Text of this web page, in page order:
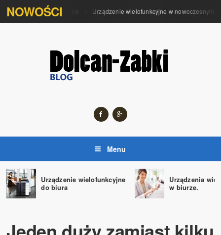
NOWOŚCI
wielofunkcyjne Urządzenie wielofunkcyjne w nowoczesnym
Menu
Urządzenie wielofunkcyjne
do biura
Urządzenia
w biurze.